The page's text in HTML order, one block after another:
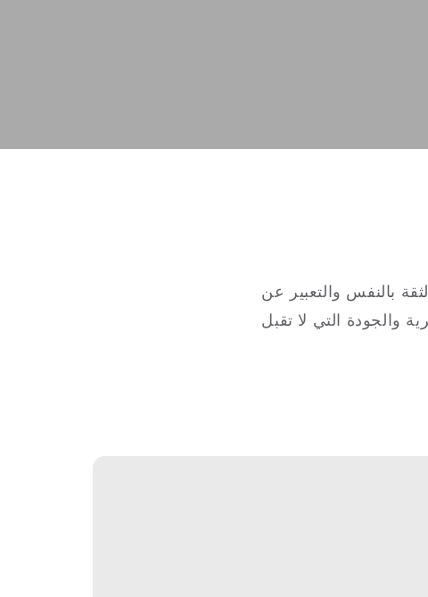
بالنفس والتعبير عن
والجودة التي لا تقبل